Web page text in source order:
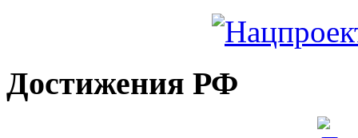
Достижения РФ